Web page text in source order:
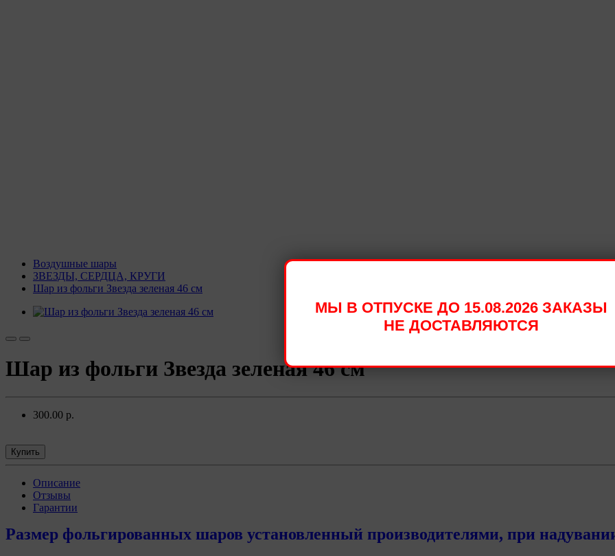
Воздушные шары
ЗВЕЗДЫ, СЕРДЦА, КРУГИ
Шар из фольги Звезда зеленая 46 см
Шар из фольги Звезда зеленая 46 см
300.00 р.
Купить
Описание
Отзывы
Гарантии
Размер фольгированных шаров установленный производителями, при
МЫ В ОТПУСКЕ ДО 15.08.2026 ЗАКАЗЫ
НЕ ДОСТАВЛЯЮТСЯ